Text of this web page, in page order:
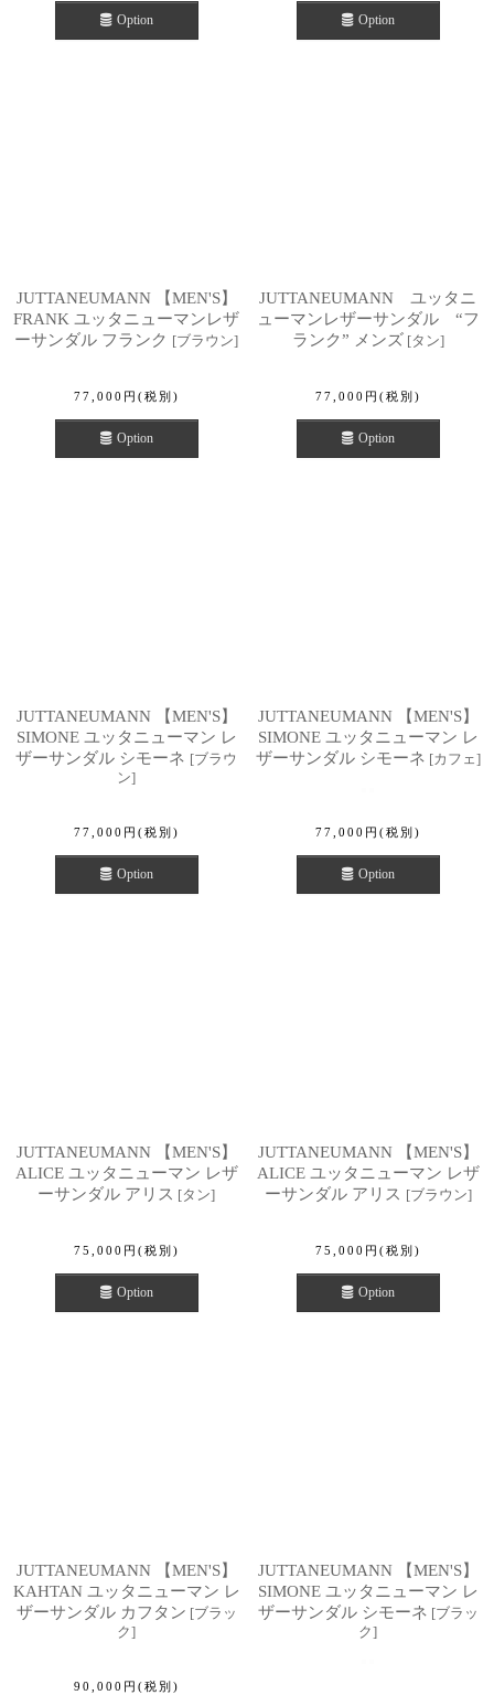
Option Option
JUTTANEUMANN 【MEN'S】
FRANK ユッタニューマンレザ
ーサンダル フランク [ブラウン]
77,000 円 (税別)
Option
JUTTANEUMANN ユッタニ
ューマンレザーサンダル “フ
ランク” メンズ [タン]
77,000 円 (税別)
Option
JUTTANEUMANN 【MEN'S】
SIMONE ユッタニューマン レ
ザーサンダル シモーネ [ブラウ
ン]
77,000 円 (税別)
Option
JUTTANEUMANN 【MEN'S】
SIMONE ユッタニューマン レ
ザーサンダル シモーネ [カフェ]
77,000 円 (税別)
Option
JUTTANEUMANN 【MEN'S】
ALICE ユッタニューマン レザ
ーサンダル アリス [タン]
75,000 円 (税別)
Option
JUTTANEUMANN 【MEN'S】
ALICE ユッタニューマン レザ
ーサンダル アリス [ブラウン]
75,000 円 (税別)
Option
JUTTANEUMANN 【MEN'S】
KAHTAN ユッタニューマン レ
ザーサンダル カフタン [ブラッ
ク]
90,000 円 (税別)
JUTTANEUMANN 【MEN'S】
SIMONE ユッタニューマン レ
ザーサンダル シモーネ [ブラッ
ク]